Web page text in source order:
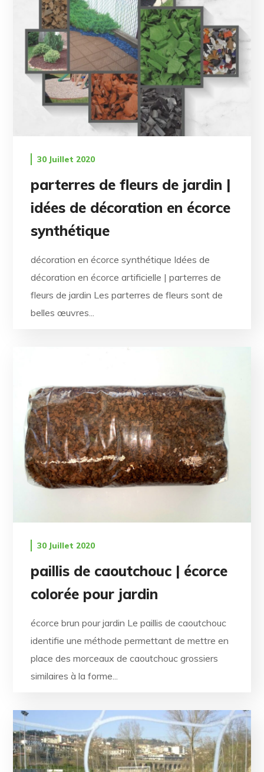
30 Juillet 2020
parterres de fleurs de jardin |
idées de décoration en écorce
synthétique
décoration en écorce synthétique Idées de
décoration en écorce artificielle | parterres de
fleurs de jardin Les parterres de fleurs sont de
belles œuvres...
30 Juillet 2020
paillis de caoutchouc | écorce
colorée pour jardin
écorce brun pour jardin Le paillis de caoutchouc
identifie une méthode permettant de mettre en
place des morceaux de caoutchouc grossiers
similaires à la forme...